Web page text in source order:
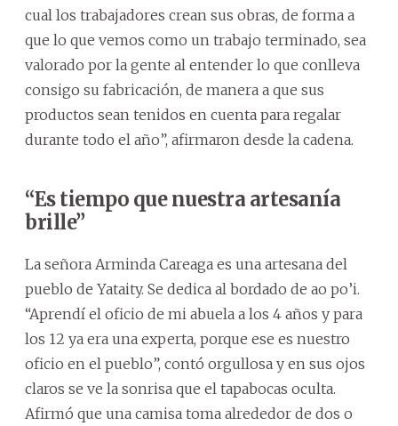
cual los trabajadores crean sus obras, de forma a
que lo que vemos como un trabajo terminado, sea
valorado por la gente al entender lo que conlleva
consigo su fabricación, de manera a que sus
productos sean tenidos en cuenta para regalar
durante todo el año”, afirmaron desde la cadena.
“Es tiempo que nuestra artesanía
brille”
La señora Arminda Careaga es una artesana del
pueblo de Yataity. Se dedica al bordado de ao po’i.
“Aprendí el oficio de mi abuela a los 4 años y para
los 12 ya era una experta, porque ese es nuestro
oficio en el pueblo”, contó orgullosa y en sus ojos
claros se ve la sonrisa que el tapabocas oculta.
Afirmó que una camisa toma alrededor de dos o